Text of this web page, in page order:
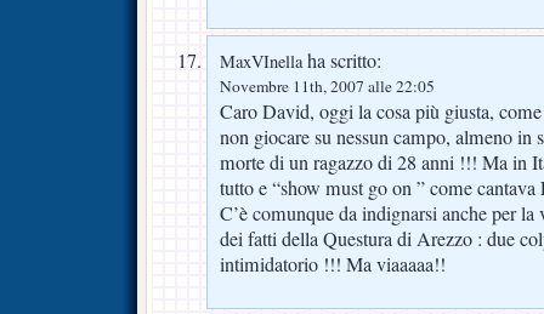
MaxVInellaha scritto:
Novembre 11th, 2007 alle 22:05
Caro David, oggi la cosa più giusta,
non giocare su nessun campo, almeno in
morte di un ragazzo di 28 anni !!! Ma in
tutto e “show must go on ” come
C’è comunque da indignarsi anche per la
dei fatti della Questura di Arezzo : due
intimidatorio !!! Ma viaaaaa!!